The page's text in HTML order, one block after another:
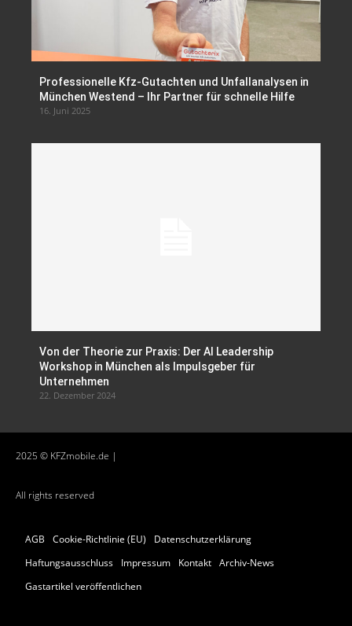
Professionelle Kfz-Gutachten und Unfallanalysen in
München Westend – Ihr Partner für schnelle Hilfe
16. Juni 2025
Von der Theorie zur Praxis: Der AI Leadership
Workshop in München als Impulsgeber für
Unternehmen
22. Dezember 2024
2025 © KFZmobile.de |
All rights reserved
AGB Cookie-Richtlinie (EU)
Datenschutzerklärung
Haftungsausschluss
Impressum Kontakt Archiv-News
Gastartikel veröffentlichen